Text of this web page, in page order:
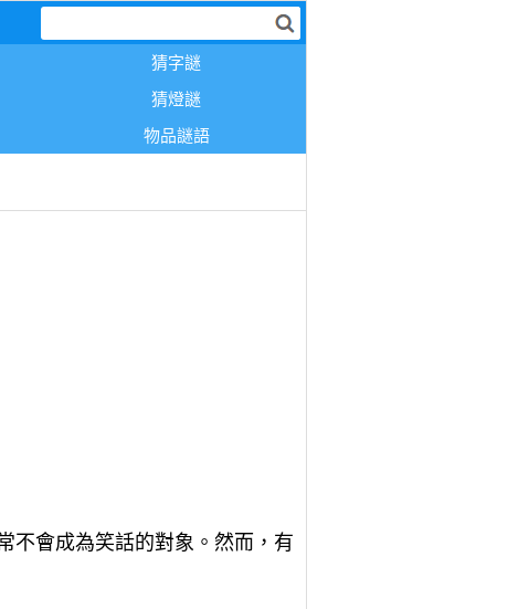
猜字謎
猜燈謎
物品謎語
不會成為笑話的對象。然而，有